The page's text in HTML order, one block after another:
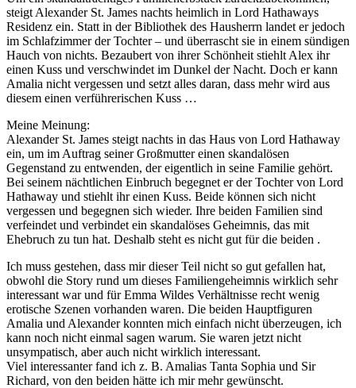
steigt Alexander St. James nachts heimlich in Lord Hathaways
Residenz ein. Statt in der Bibliothek des Hausherrn landet er jedoch
im Schlafzimmer der Tochter – und überrascht sie in einem sündigen
Hauch von nichts. Bezaubert von ihrer Schönheit stiehlt Alex ihr
einen Kuss und verschwindet im Dunkel der Nacht. Doch er kann
Amalia nicht vergessen und setzt alles daran, dass mehr wird aus
diesem einen verführerischen Kuss …
Meine Meinung:
Alexander St. James steigt nachts in das Haus von Lord Hathaway
ein, um im Auftrag seiner Großmutter einen skandalösen
Gegenstand zu entwenden, der eigentlich in seine Familie gehört.
Bei seinem nächtlichen Einbruch begegnet er der Tochter von Lord
Hathaway und stiehlt ihr einen Kuss. Beide können sich nicht
vergessen und begegnen sich wieder. Ihre beiden Familien sind
verfeindet und verbindet ein skandalöses Geheimnis, das mit
Ehebruch zu tun hat. Deshalb steht es nicht gut für die beiden .
Ich muss gestehen, dass mir dieser Teil nicht so gut gefallen hat,
obwohl die Story rund um dieses Familiengeheimnis wirklich sehr
interessant war und für Emma Wildes Verhältnisse recht wenig
erotische Szenen vorhanden waren. Die beiden Hauptfiguren
Amalia und Alexander konnten mich einfach nicht überzeugen, ich
kann noch nicht einmal sagen warum. Sie waren jetzt nicht
unsympatisch, aber auch nicht wirklich interessant.
Viel interessanter fand ich z. B. Amalias Tanta Sophia und Sir
Richard, von den beiden hätte ich mir mehr gewünscht.